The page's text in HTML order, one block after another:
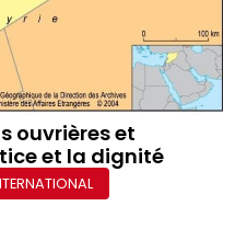
ouvrières et
et la dignité